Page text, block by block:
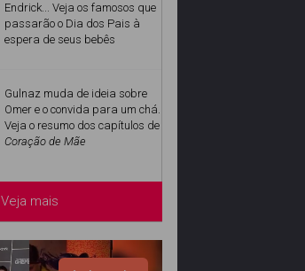
Endrick... Veja os famosos que
passarão o Dia dos Pais à
espera de seus bebês
Gulnaz muda de ideia sobre
Omer e o convida para um chá.
Veja o resumo dos capítulos de
Coração de Mãe
Veja mais